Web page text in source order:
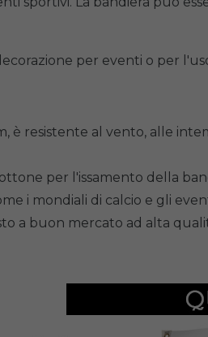
per eventi o per
è resistente al vento, alle
per l'issamento della
i mondiali di calcio e gli
a buon mercato ad alta